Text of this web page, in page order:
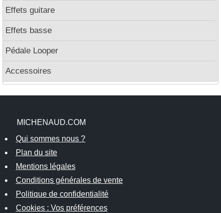
Effets guitare
Effets basse
Pédale Looper
Accessoires
MICHENAUD.COM
Qui sommes nous ?
Plan du site
Mentions légales
Conditions générales de vente
Politique de confidentialité
Cookies : Vos préférences